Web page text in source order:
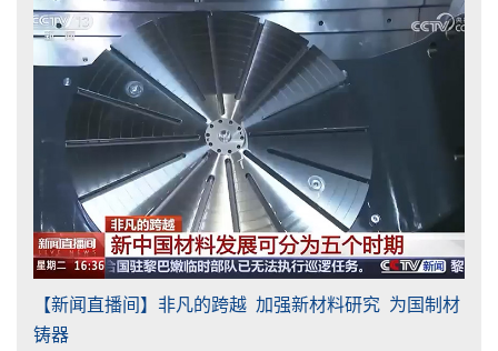
【新闻直播间】非凡的跨越 加强新材料研究 为国制材
铸器